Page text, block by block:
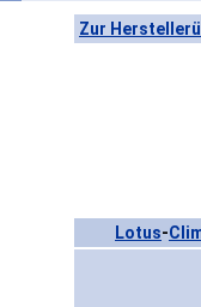
Zur
Lotus-